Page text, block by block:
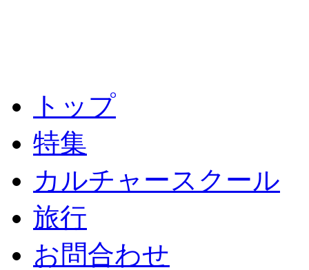
トップ
特集
カルチャースクール
旅行
お問合わせ